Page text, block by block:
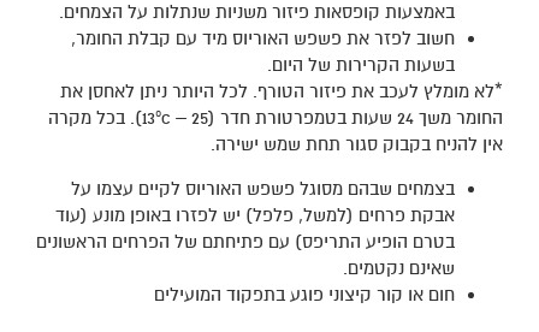
באמצעות קופסאות פיזור משניות שנתלות על הצמחים.
חשוב לפזר את פשפש האוריוס מיד עם קבלת החומר,
בשעות הקרירות של היום.
*לא מומלץ לעכב את פיזור הטורף. לכל היותר ניתן לאחסן את
החומר משך 24 שעות בטמפרטורת חדר (25 – 13ºc). בכל מקרה
אין להניח בקבוק סגור תחת שמש ישירה.
בצמחים שבהם מסוגל פשפש האוריוס לקיים עצמו על
אבקת פרחים (למשל, פלפל) יש לפזרו באופן מונע (עוד
בטרם הופיע התריפס) עם פתיחתם של הפרחים הראשונים
שאינם נקטמים.
חום או קור קיצוני פוגע בתפקוד המועילים